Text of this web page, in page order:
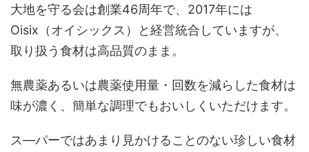
大地を守る会は創業46周年で、2017年には
Oisix（オイシックス）と経営統合していますが、
取り扱う食材は高品質のまま。
無農薬あるいは農薬使用量・回数を減らした食材は
味が濃く、簡単な調理でもおいしくいただけます。
ス―パーではあまり見かけることのない珍しい食材